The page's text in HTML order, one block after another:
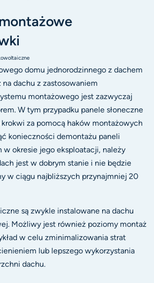
domu jednorodzinnego z dachem
dachu z zastosowaniem
montażowego jest zazwyczaj
W tym przypadku panele słoneczne
za pomocą haków montażowych
konieczności demontażu paneli
okresie jego eksploatacji, należy
jest w dobrym stanie i nie będzie
w ciągu najbliższych przynajmniej 20
są zwykle instalowane na dachu
Możliwy jest również poziomy montaż
w celu zminimalizowania strat
lub lepszego wykorzystania
dachu.